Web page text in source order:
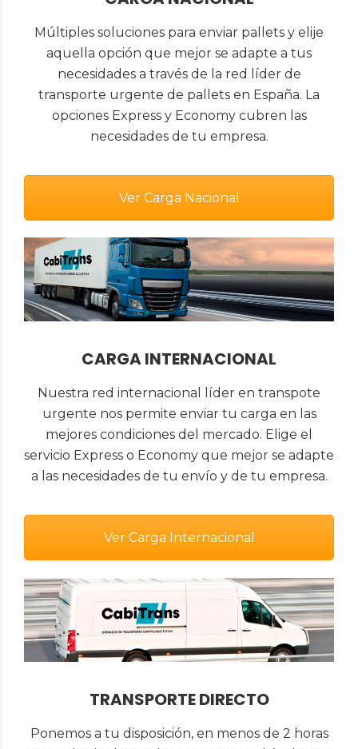
Múltiples soluciones para enviar pallets y elije
aquella opción que mejor se adapte a tus
necesidades a través de la red líder de
transporte urgente de pallets en España. La
opciones Express y Economy cubren las
necesidades de tu empresa.
Ver Carga Nacional
CARGA INTERNACIONAL
Nuestra red internacional líder en transpote
urgente nos permite enviar tu carga en las
mejores condiciones del mercado. Elige el
servicio Express o Economy que mejor se adapte
a las necesidades de tu envío y de tu empresa.
Ver Carga Internacional
TRANSPORTE DIRECTO
Ponemos a tu disposición, en menos de 2 horas